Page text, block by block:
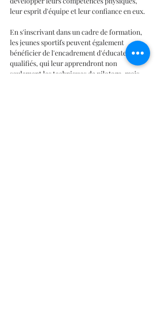
leur esprit d'équipe et leur confiance en eux.
En s'inscrivant dans un cadre de formation,
les jeunes sportifs peuvent également
bénéficier de l'encadrement d'éducateurs
qualifiés, qui leur apprendront non
seulement les techniques de pilotage, mais